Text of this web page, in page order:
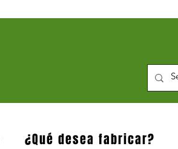
¿Qué desea fabricar?